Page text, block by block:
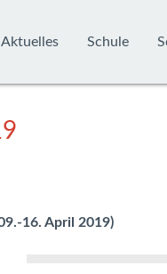
Aktuelles Schule
16. April 2019)